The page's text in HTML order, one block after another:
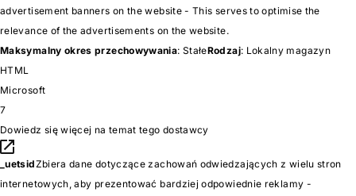
advertisement banners on the website - This serves to optimise the
relevance of the advertisements on the website.
Maksymalny okres przechowywania: StałeRodzaj: Lokalny magazyn
HTML
Microsoft
7
Dowiedz się więcej na temat tego dostawcy
_uetsidZbiera dane dotyczące zachowań odwiedzających z wielu stron
internetowych, aby prezentować bardziej odpowiednie reklamy -